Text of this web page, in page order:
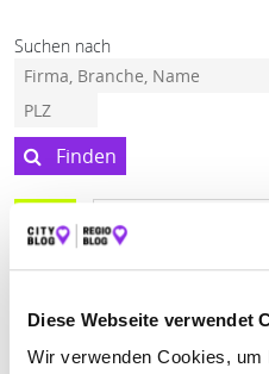
Diese Webseite verwendet
Wir verwenden Cookies, um
Suchen nach
Finden
TRÖBER